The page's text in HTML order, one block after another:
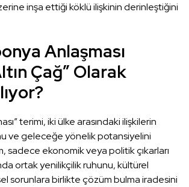
inşa ettiği köklü ilişkinin derinleştiğini
Anlaşması
Çağ” Olarak
terimi, iki ülke arasındaki ilişkilerin
ve geleceğe yönelik potansiyelini
sadece ekonomik veya politik çıkarları
ortak yenilikçilik ruhunu, kültürel
sorunlara birlikte çözüm bulma iradesini